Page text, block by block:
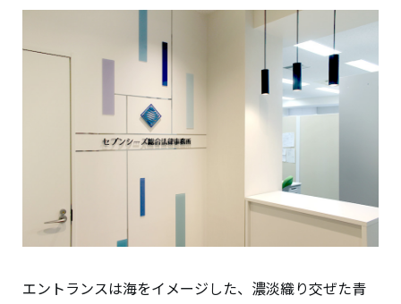
エントランスは海をイメージした、濃淡織り交ぜた青